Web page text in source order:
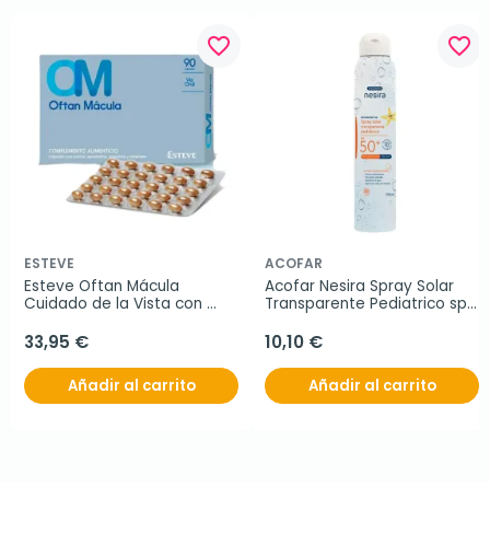
favorite_border
ESTEVE
Esteve Oftan Mácula
Cuidado de la Vista con
cápsulas
33,95 €
Añadir al carrito
favorite_border
ACOFAR
Acofar Nesira Spray Solar
Transparente Pediatrico spf
10,10 €
Añadir al carrito